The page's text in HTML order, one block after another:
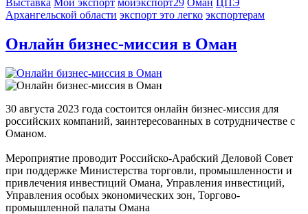
Архангельской области экспорт это легко экспортерам
Онлайн бизнес-миссия в Оман
30 августа 2023 года состоится онлайн бизнес-миссия для
российских компаний, заинтересованных в сотрудничестве с
Оманом.
Мероприятие проводит Российско-Арабский Деловой Совет
при поддержке Министерства торговли, промышленности и
привлечения инвестиций Омана, Управления инвестиций,
Управления особых экономических зон, Торгово-
промышленной палаты Омана